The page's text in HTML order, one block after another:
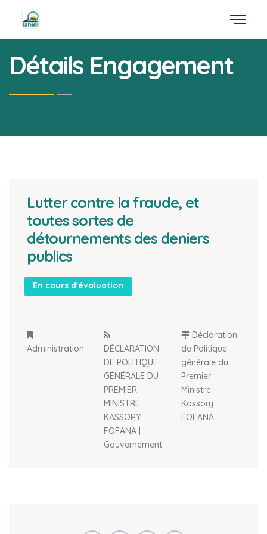
Détails Engagement
Lutter contre la fraude, et
toutes sortes de
détournements des deniers
publics
En cours d'évaluation
Administration
DÉCLARATION
DE POLITIQUE
GÉNÉRALE DU
PREMIER
MINISTRE
KASSORY
FOFANA |
Gouvernement
Déclaration
de Politique
générale du
Premier
Ministre
Kassory
FOFANA